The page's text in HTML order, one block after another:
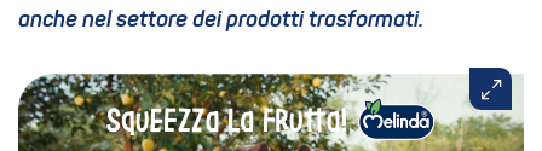
anche nel settore dei prodotti trasformati.